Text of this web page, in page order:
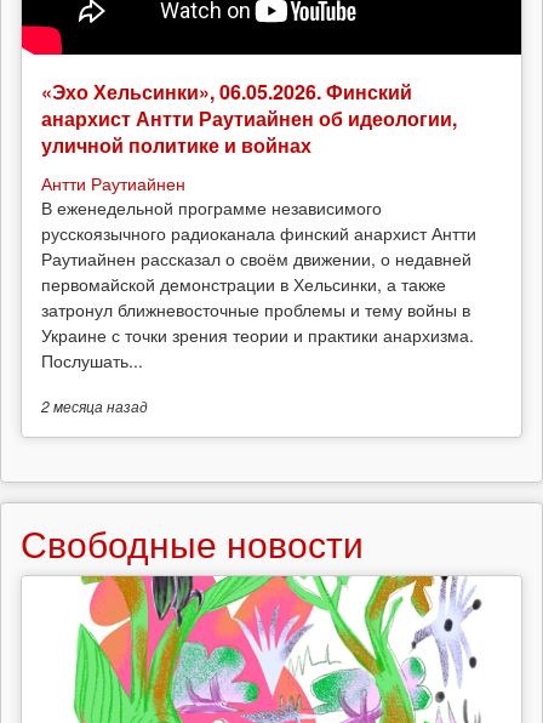
«Эхо Хельсинки», 06.05.2026. Финский
анархист Антти Раутиайнен об идеологии,
уличной политике и войнах
Антти Раутиайнен
В еженедельной программе независимого
русскоязычного радиоканала финский анархист Антти
Раутиайнен рассказал о своём движении, о недавней
первомайской демонстрации в Хельсинки, а также
затронул ближневосточные проблемы и тему войны в
Украине с точки зрения теории и практики анархизма.
Послушать...
2 месяца назад
Свободные новости